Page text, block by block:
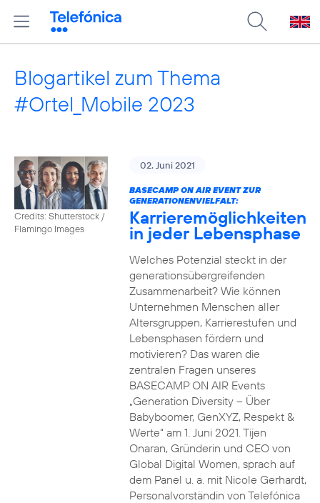
Blogartikel zum Thema
#Ortel_Mobile 2023
Credits: Shutterstock /
Flamingo Images
02. Juni 2021
BASECAMP ON AIR EVENT ZUR
GENERATIONENVIELFALT:
Karrieremöglichkeiten
in jeder Lebensphase
Welches Potenzial steckt in der
generationsübergreifenden
Zusammenarbeit? Wie können
Unternehmen Menschen aller
Altersgruppen, Karrierestufen und
Lebensphasen fördern und
motivieren? Das waren die
zentralen Fragen unseres
BASECAMP ON AIR Events
„Generation Diversity – Über
Babyboomer, GenXYZ, Respekt &
Werte“ am 1. Juni 2021. Tijen
Onaran, Gründerin und CEO von
Global Digital Women, sprach auf
dem Panel u. a. mit Nicole Gerhardt,
Personalvorständin von Telefónica